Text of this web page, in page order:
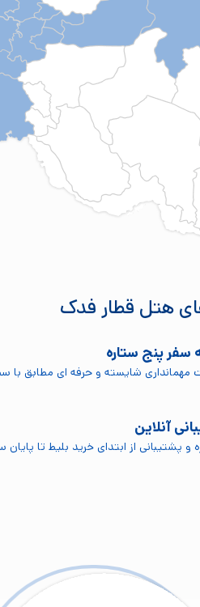
هتل قطار فدک
سفر پنج ستاره
مهمانداری شایسته و حرفه ای مطابق با
آنلاین
و پشتیبانی از ابتدای خرید بلیط تا پایان